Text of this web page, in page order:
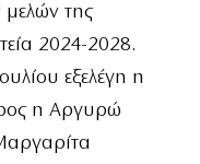
της
2024-2028.
εξελέγη η
η Αργυρώ